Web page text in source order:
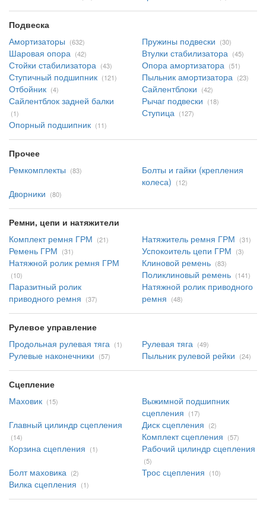
Подвеска
Амортизаторы (632) Пружины подвески (30)
Шаровая опора (42) Втулки стабилизатора (45)
Стойки стабилизатора (43) Опора амортизатора (51)
Ступичный подшипник (121) Пыльник амортизатора (23)
Отбойник (4) Сайлентблоки (42)
Сайлентблок задней балки
(1)
Рычаг подвески (18)
Ступица (127)
Опорный подшипник (11)
Прочее
Ремкомплекты (83)
Болты и гайки (крепления
колеса) (12)
Дворники (80)
Ремни, цепи и натяжители
Комплект ремня ГРМ (21) Натяжитель ремня ГРМ (31)
Ремень ГРМ (31) Успокоитель цепи ГРМ (3)
Натяжной ролик ремня ГРМ
(10)
Клиновой ремень (83)
Поликлиновый ремень (141)
Паразитный ролик
приводного ремня (37)
Натяжной ролик приводного
ремня (48)
Рулевое управление
Продольная рулевая тяга (1) Рулевая тяга (49)
Рулевые наконечники (57) Пыльник рулевой рейки (24)
Сцепление
Маховик (15)
Выжимной подшипник
сцепления (17)
Главный цилиндр сцепления
(14)
Диск сцепления (2)
Комплект сцепления (57)
Корзина сцепления (1) Рабочий цилиндр сцепления
(5)
Болт маховика (2) Трос сцепления (10)
Вилка сцепления (1)